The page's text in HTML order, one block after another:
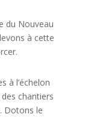
du Nouveau
à cette
à l’échelon
chantiers
Dotons le